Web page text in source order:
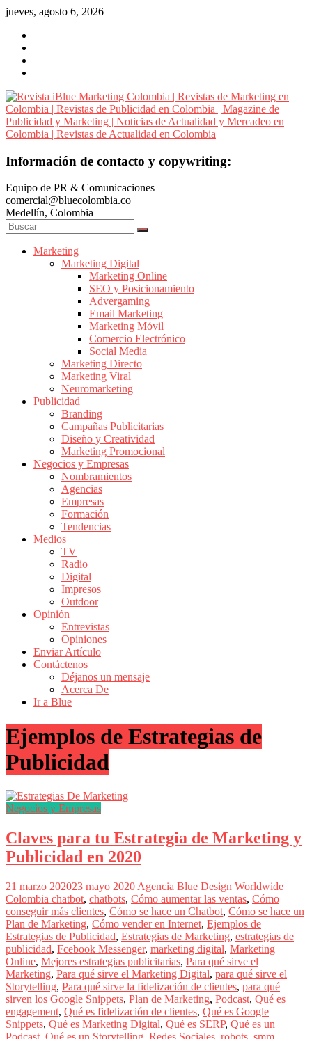
Saltar
contenido
jueves, agosto 6, 2026
Revista
Marketing
Colombia
|
Revistas
Marketing
Publicidad
Colombia
Magazine
Publicidad
Marketing
Noticias
Actualidad
Mercadeo
Colombia
Revistas
Actualidad
Colombia
Revista
iBlue
Marketing
|
Magazine
Publicidad,
Mercadeo
Medios
de
la
Blue
Design
Colombia
y
sus
filiales
en
América
Latina
|
Una
mirada
estratégica
Información de contacto y copywriting:
Equipo de PR & Comunicaciones
comercial@bluecolombia.co
Medellín, Colombia
Marketing
Marketing Digital
Marketing Online
SEO y Posicionamiento
Advergaming
Email Marketing
Marketing Móvil
Comercio Electrónico
Social Media
Marketing Directo
Marketing Viral
Neuromarketing
Publicidad
Branding
Campañas Publicitarias
Diseño y Creatividad
Marketing Promocional
Negocios y Empresas
Nombramientos
Agencias
Empresas
Formación
Tendencias
Medios
TV
Radio
Digital
Impresos
Outdoor
Opinión
Entrevistas
Opiniones
Enviar Artículo
Contáctenos
Déjanos un mensaje
Acerca De
Ir a Blue
Ejemplos de Estrategias de
Publicidad
Negocios y Empresas
Claves para tu Estrategia de Marketing y
Publicidad en 2020
21 marzo 202023 mayo 2020 Agencia Blue Design Worldwide
Colombia chatbot, chatbots, Cómo aumentar las ventas, Cómo
conseguir más clientes, Cómo se hace un Chatbot, Cómo se hace un
Plan de Marketing, Cómo vender en Internet, Ejemplos de
Estrategias de Publicidad, Estrategias de Marketing, estrategias de
publicidad, Fcebook Messenger, marketing digital, Marketing
Online, Mejores estrategias publicitarias, Para qué sirve el
Marketing, Para qué sirve el Marketing Digital, para qué sirve el
Storytelling, Para qué sirve la fidelización de clientes, para qué
sirven los Google Snippets, Plan de Marketing, Podcast, Qué es
engagement, Qué es fidelización de clientes, Qué es Google
Snippets, Qué es Marketing Digital, Qué es SERP, Qué es un